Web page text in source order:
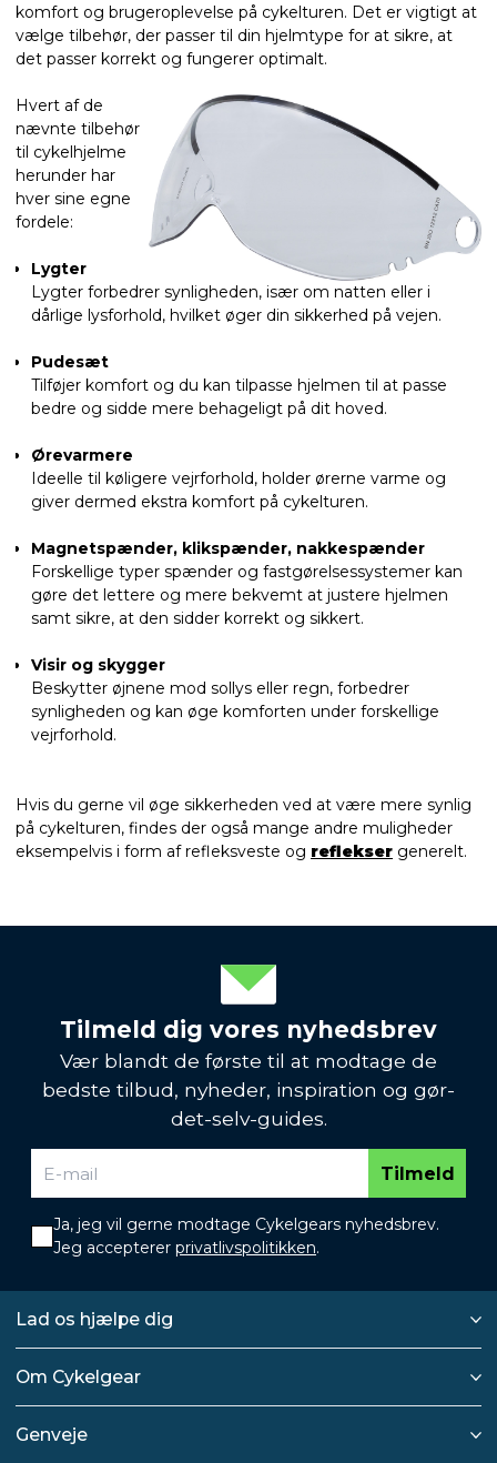
komfort og brugeroplevelse på cykelturen. Det er vigtigt at
vælge tilbehør, der passer til din hjelmtype for at sikre, at
det passer korrekt og fungerer optimalt.
Hvert af de
nævnte tilbehør
til cykelhjelme
herunder har
hver sine egne
fordele:
Lygter
Lygter forbedrer synligheden, især om natten eller i
dårlige lysforhold, hvilket øger din sikkerhed på vejen.
Pudesæt
Tilføjer komfort og du kan tilpasse hjelmen til at passe
bedre og sidde mere behageligt på dit hoved.
Ørevarmere
Ideelle til køligere vejrforhold, holder ørerne varme og
giver dermed ekstra komfort på cykelturen.
Magnetspænder, klikspænder, nakkespænder
Forskellige typer spænder og fastgørelsessystemer kan
gøre det lettere og mere bekvemt at justere hjelmen
samt sikre, at den sidder korrekt og sikkert.
Visir og skygger
Beskytter øjnene mod sollys eller regn, forbedrer
synligheden og kan øge komforten under forskellige
vejrforhold.
Hvis du gerne vil øge sikkerheden ved at være mere synlig
på cykelturen, findes der også mange andre muligheder
eksempelvis i form af refleksveste og reflekser generelt.
Tilmeld dig vores nyhedsbrev
Vær blandt de første til at modtage de
bedste tilbud, nyheder, inspiration og gør-
det-selv-guides.
Tilmeld
Ja, jeg vil gerne modtage Cykelgears nyhedsbrev.
Jeg accepterer privatlivspolitikken.
Lad os hjælpe dig
Om Cykelgear
Genveje